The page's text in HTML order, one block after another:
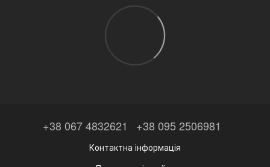
+38 067 4832621 +38 095 2506981
Контактна інформація